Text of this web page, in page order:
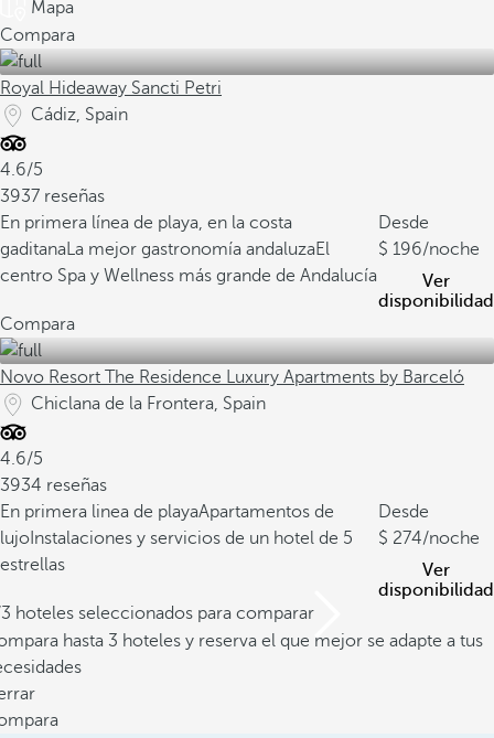
Mapa
Compara
Royal Hideaway Sancti Petri
Cádiz, Spain
4.6/5
3937 reseñas
En primera línea de playa, en la costa
gaditanaLa mejor gastronomía andaluzaEl
centro Spa y Wellness más grande de Andalucía
Desde
196/noche
Ver
disponibilidad
Compara
Novo Resort The Residence Luxury Apartments by Barceló
Chiclana de la Frontera, Spain
4.6/5
3934 reseñas
En primera linea de playaApartamentos de
lujo Instalaciones y servicios de un hotel de 5
estrellas
Desde
274/noche
Ver
disponibilidad
hoteles seleccionados para comparar
hasta 3 hoteles y reserva el que mejor se adapte a tus